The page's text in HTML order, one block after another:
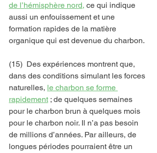
de l’hémisphère nord, ce qui indique
aussi un enfouissement et une
formation rapides de la matière
organique qui est devenue du charbon.
(15)  Des expériences montrent que,
dans des conditions simulant les forces
naturelles, le charbon se forme
rapidement ; de quelques semaines
pour le charbon brun à quelques mois
pour le charbon noir. Il n’a pas besoin
de millions d’années. Par ailleurs, de
longues périodes pourraient être un